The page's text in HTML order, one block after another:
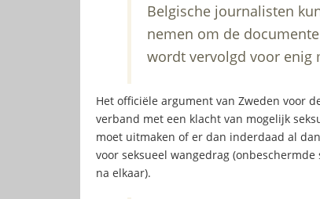
Belgische journalisten
nemen om de
wordt vervolgd voor enig
Het officiële argument van Zweden voor
verband met een klacht van mogelijk
moet uitmaken of er dan inderdaad al
voor seksueel wangedrag
na elkaar).